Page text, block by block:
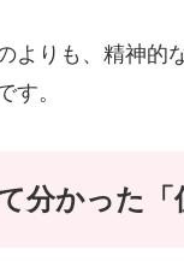
よりも、精神的
す。
分かった「